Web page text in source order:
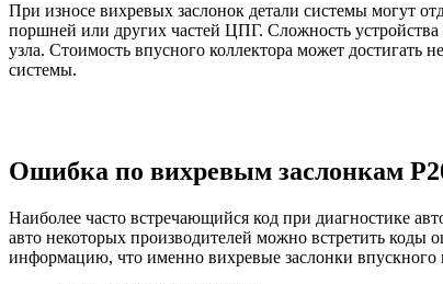
При износе вихревых заслонок детали системы могут
поршней или других частей ЦПГ. Сложность устройства
узла. Стоимость впусного коллектора может
системы.
Ошибка по вихревым заслонкам
Наиболее часто встречающийся код при диагностике
авто некоторых производителей можно встретить
информацию, что именно вихревые заслонки